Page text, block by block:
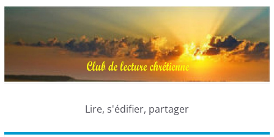
contenu
Lire, s'édifier, partager